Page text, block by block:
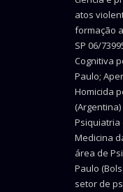
atos
formação
SP 06/
Cognitiva
Paulo;
Homicida
Psiquiatria
Medicina
área de
Paulo
setor de